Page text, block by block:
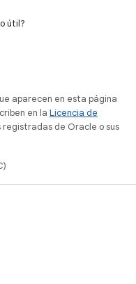
útil?
aparecen en esta página
en la Licencia de
registradas de Oracle o sus